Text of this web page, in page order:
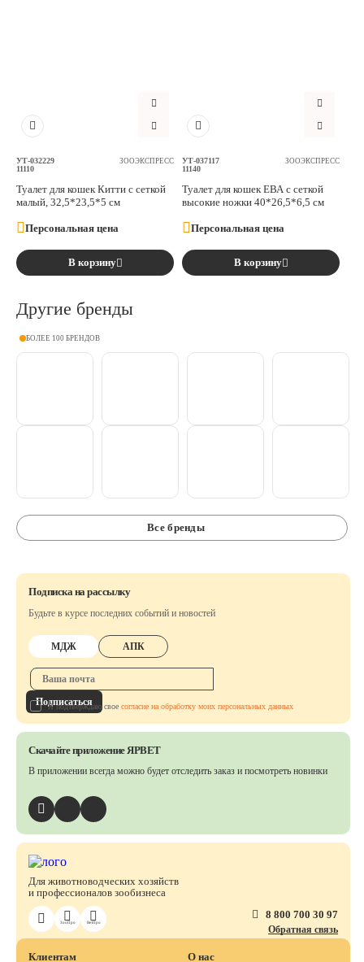
УТ-032229
11110
ЗООЭКСПРЕСС
Туалет для кошек Китти с сеткой
малый, 32,5*23,5*5 см
Персональная цена
В корзину
УТ-037117
11140
ЗООЭКСПРЕСС
Туалет для кошек ЕВА с сеткой
высокие ножки 40*26,5*6,5 см
Персональная цена
В корзину
Другие бренды
БОЛЕЕ 100 БРЕНДОВ
Все бренды
ЗооПро ВетПро
Для животноводческих хозяйств
и профессионалов зообизнеса
8 800 700 30 97
Обратная связь
Клиентам О нас
Подписка на рассылку
Будьте в курсе последних событий и новостей
МДЖ АПК
Подписаться
Я подтверждаю свое согласие на обработку моих персональных данных
Скачайте приложение ЯРВЕТ
В приложении всегда можно будет отследить заказ и посмотреть новинки